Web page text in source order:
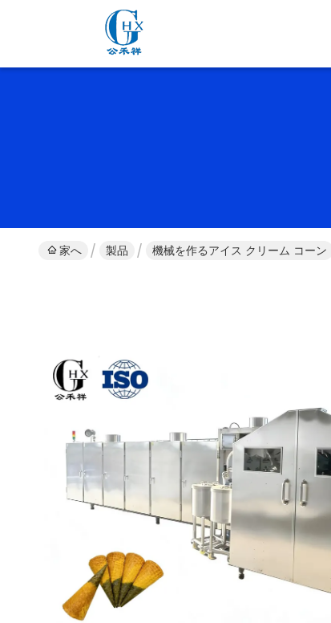
家へ 製品 機械を作るアイス クリーム コーン